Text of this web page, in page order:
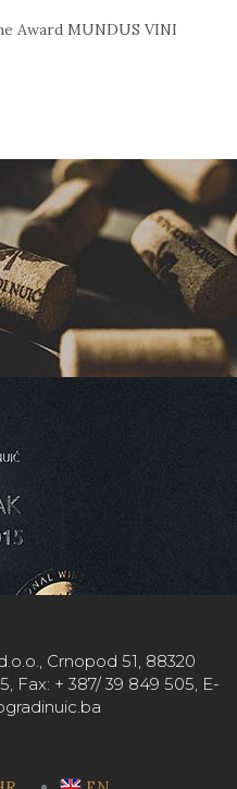
Award MUNDUS VINI
Crnopod 51, 88320
Fax: + 387/ 39 849 505, E-